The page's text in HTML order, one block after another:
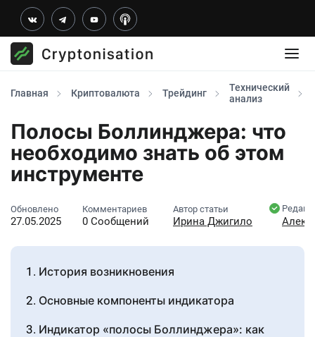
Главная Криптовалюта Трейдинг
Технический
анализ
Полосы Боллинджера: что
необходимо знать об этом
инструменте
Обновлено
27.05.2025
Комментариев
0 Сообщений
Автор статьи
Ирина Джигило
История возникновения
Основные компоненты индикатора
Индикатор «полосы Боллинджера»: как